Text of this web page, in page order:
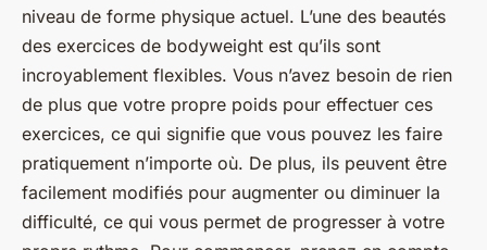
niveau de forme physique actuel. L’une des beautés
des exercices de bodyweight est qu’ils sont
incroyablement flexibles. Vous n’avez besoin de rien
de plus que votre propre poids pour effectuer ces
exercices, ce qui signifie que vous pouvez les faire
pratiquement n’importe où. De plus, ils peuvent être
facilement modifiés pour augmenter ou diminuer la
difficulté, ce qui vous permet de progresser à votre